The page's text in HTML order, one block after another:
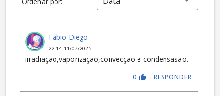
Fábio Diego
22:14 11/07/2025
irradiação,vaporização,convecção e condensasão.
RESPONDER
0